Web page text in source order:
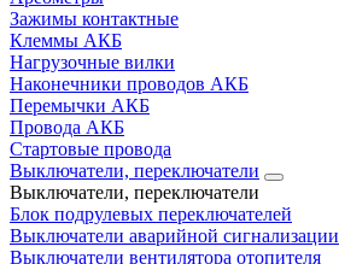
Зажимы контактные
Клеммы АКБ
Нагрузочные вилки
Наконечники проводов АКБ
Перемычки АКБ
Провода АКБ
Стартовые провода
Выключатели, переключатели
Выключатели, переключатели
Блок подрулевых переключателей
Выключатели аварийной сигнализации
Выключатели вентилятора отопителя